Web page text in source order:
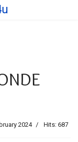
2024 Hits: 687